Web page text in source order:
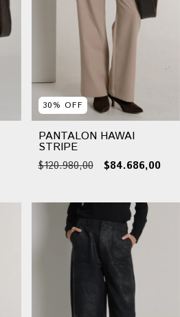
30% OFF
PANTALON HAWAI
STRIPE
$120.980,00 $84.686,00